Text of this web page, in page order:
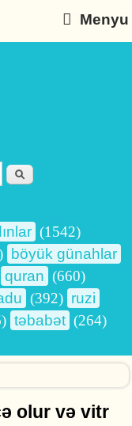
Menyu
(1542)
böyük günahlar
quran (660)
(392) ruzi
təbabət (264)
olur və vitr